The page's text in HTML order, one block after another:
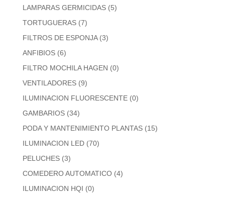
LAMPARAS GERMICIDAS (5)
TORTUGUERAS (7)
FILTROS DE ESPONJA (3)
ANFIBIOS (6)
FILTRO MOCHILA HAGEN (0)
VENTILADORES (9)
ILUMINACION FLUORESCENTE (0)
GAMBARIOS (34)
PODA Y MANTENIMIENTO PLANTAS (15)
ILUMINACION LED (70)
PELUCHES (3)
COMEDERO AUTOMATICO (4)
ILUMINACION HQI (0)